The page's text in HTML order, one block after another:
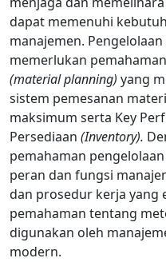
dapat memenuhi
manajemen.
memerlukan
(material planning) yang
sistem pemesanan
maksimum serta Key
Persediaan (Inventory).
pemahaman
peran dan fungsi
dan prosedur kerja yang
pemahaman tentang
digunakan oleh
modern.